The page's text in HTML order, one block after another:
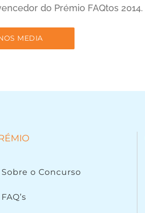
do Prémio FAQtos 2014.
MEDIA
Sobre o Concurso
FAQ’s